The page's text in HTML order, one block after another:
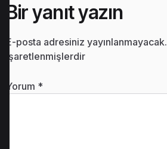
Bir yanıt yazın
E-posta adresiniz yayınlanmayacak.
işaretlenmişlerdir
Yorum *